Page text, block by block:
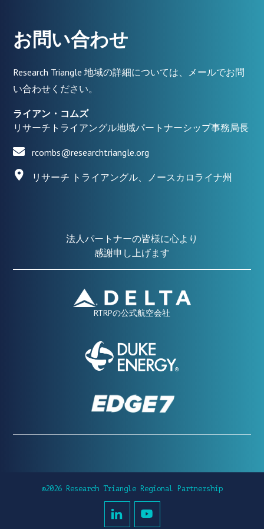
お問い合わせ
Research Triangle 地域の詳細については、メールでお問
い合わせください。
ライアン・コムズ
リサーチトライアングル地域パートナーシップ事務局長
rcombs@researchtriangle.org
リサーチ トライアングル、ノースカロライナ州
法人パートナーの皆様に心より
感謝申し上げます
RTRPの公式航空会社
©2026 Research Triangle Regional Partnership